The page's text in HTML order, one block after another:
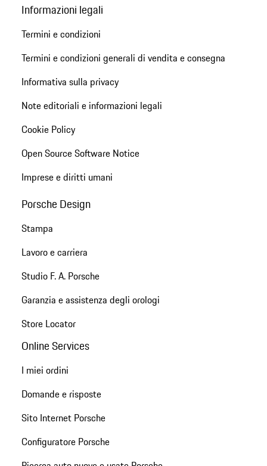
Informazioni legali
Termini e condizioni
Termini e condizioni generali di vendita e consegna
Informativa sulla privacy
Note editoriali e informazioni legali
Cookie Policy
Open Source Software Notice
Imprese e diritti umani
Porsche Design
Stampa
Lavoro e carriera
Studio F. A. Porsche
Garanzia e assistenza degli orologi
Store Locator
Online Services
I miei ordini
Domande e risposte
Sito Internet Porsche
Configuratore Porsche